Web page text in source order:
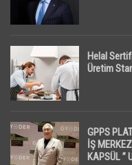
Helal
Üretim
GPPS
İŞ
KAPSÜL ”